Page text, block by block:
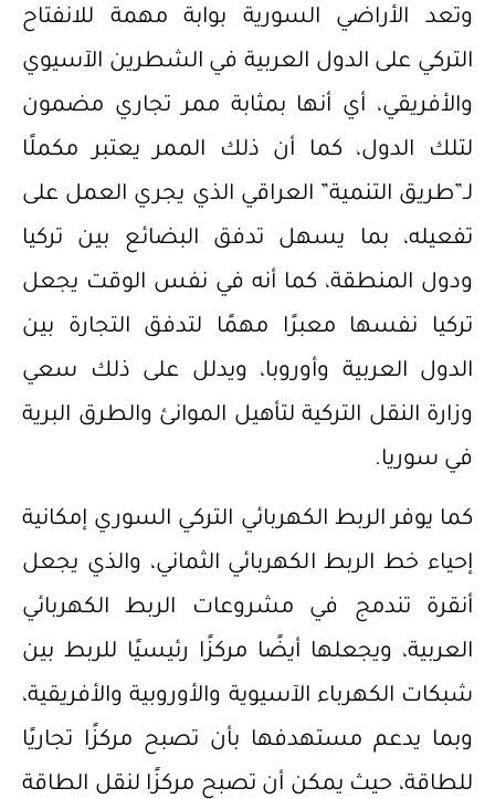
وتعد الأراضي السورية بوابة مهمة للانفتاح
التركي على الدول العربية في الشطرين الآسيوي
والأفريقي، أي أنها بمثابة ممر تجاري مضمون
لتلك الدول، كما أن ذلك الممر يعتبر مكملًا
لـ”طريق التنمية” العراقي الذي يجري العمل على
تفعيله، بما يسهل تدفق البضائع بين تركيا
ودول المنطقة، كما أنه في نفس الوقت يجعل
تركيا نفسها معبرًا مهمًا لتدفق التجارة بين
الدول العربية وأوروبا، ويدلل على ذلك سعي
وزارة النقل التركية لتأهيل الموانئ والطرق البرية
في سوريا.
كما يوفر الربط الكهربائي التركي السوري إمكانية
إحياء خط الربط الكهربائي الثماني، والذي يجعل
أنقرة تندمج في مشروعات الربط الكهربائي
العربية، ويجعلها أيضًا مركزًا رئيسيًا للربط بين
شبكات الكهرباء الآسيوية والأوروبية والأفريقية،
وبما يدعم مستهدفها بأن تصبح مركزًا تجاريًا
للطاقة، حيث يمكن أن تصبح مركزًا لنقل الطاقة